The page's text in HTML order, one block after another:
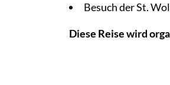
Besuch der St.
Diese Reise wird